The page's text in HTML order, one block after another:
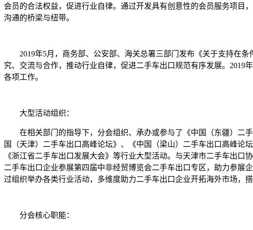
会员的合法权益，促进行业自律。通过开发具有创意性的会员服务项目
沟通的桥梁与纽带。
2019年5月，商务部、公安部、海关总署三部门发布《关于支持在
究、交流与合作，推动行业自律，促进二手车出口规范有序发展。2019
各项工作。
大型活动组织：
在相关部门的指导下，分会组织、承办或参与了《中国（东疆）二
国（天津）二手车出口高峰论坛》、《中国（梁山）二手车出口高峰论
《浙江省二手车出口发展大会》等行业大型活动。与天津市二手车出
二手车出口企业参展第四届中非经贸博览会二手车出口专区，助力参展
过组织举办各类行业活动，多维度助力二手车出口企业开拓海外市场，
分会核心职能：